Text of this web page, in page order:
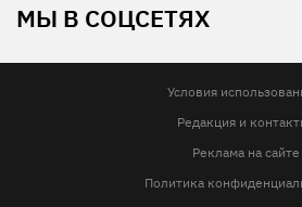
МЫ В СОЦСЕТЯХ
Условия
Редакция и
Реклама на сайте
Политика